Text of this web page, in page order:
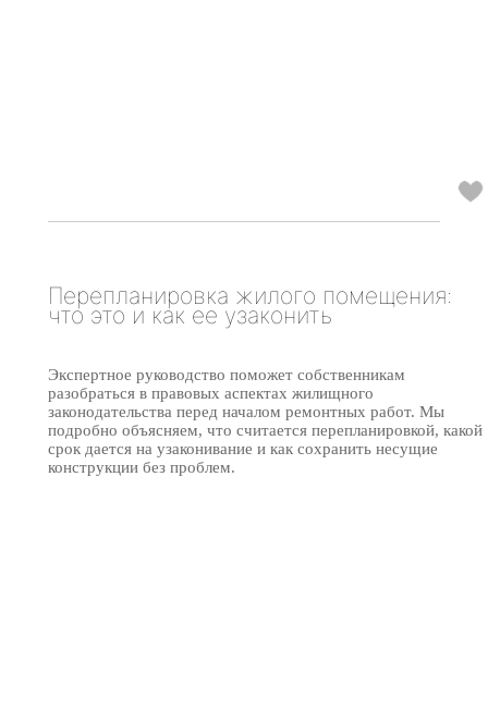
Перепланировка жилого помещения:
что это и как ее узаконить
Экспертное руководство поможет собственникам
разобраться в правовых аспектах жилищного
законодательства перед началом ремонтных работ. Мы
подробно объясняем, что считается перепланировкой, какой
срок дается на узаконивание и как сохранить несущие
конструкции без проблем.